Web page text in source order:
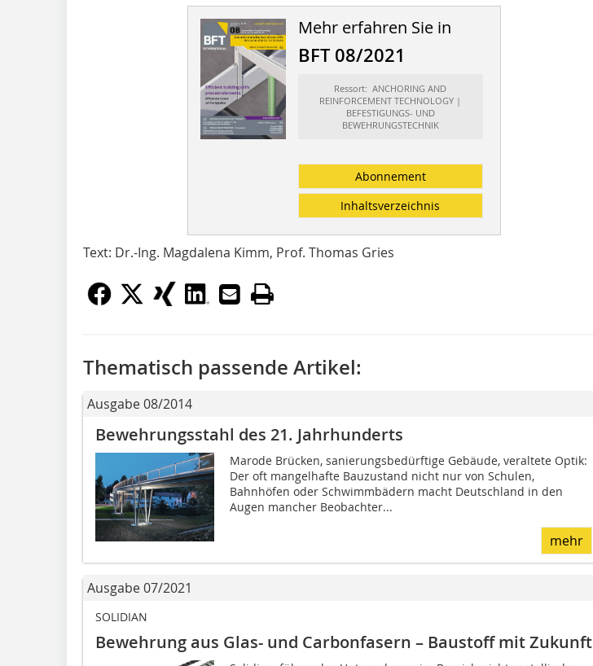
Mehr erfahren Sie in
BFT 08/2021
Ressort: ANCHORING AND
REINFORCEMENT TECHNOLOGY |
BEFESTIGUNGS- UND
BEWEHRUNGSTECHNIK
Abonnement
Inhaltsverzeichnis
Text: Dr.-Ing. Magdalena Kimm, Prof. Thomas Gries
Thematisch passende Artikel:
Ausgabe 08/2014
Bewehrungsstahl des 21. Jahrhunderts
Marode Brücken, sanierungsbedürftige Gebäude, veraltete Optik:
Der oft mangelhafte Bauzustand nicht nur von Schulen,
Bahnhöfen oder Schwimmbädern macht Deutschland in den
Augen mancher Beobachter...
mehr
Ausgabe 07/2021
SOLIDIAN
Bewehrung aus Glas- und Carbonfasern – Baustoff mit Zukunft